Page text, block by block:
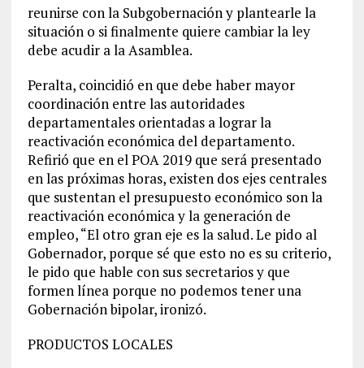
reunirse con la Subgobernación y plantearle la
situación o si finalmente quiere cambiar la ley
debe acudir a la Asamblea.
Peralta, coincidió en que debe haber mayor
coordinación entre las autoridades
departamentales orientadas a lograr la
reactivación económica del departamento.
Refirió que en el POA 2019 que será presentado
en las próximas horas, existen dos ejes centrales
que sustentan el presupuesto económico son la
reactivación económica y la generación de
empleo, “El otro gran eje es la salud. Le pido al
Gobernador, porque sé que esto no es su criterio,
le pido que hable con sus secretarios y que
formen línea porque no podemos tener una
Gobernación bipolar, ironizó.
PRODUCTOS LOCALES